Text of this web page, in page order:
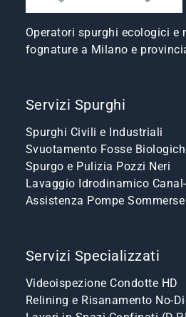
Operatori spurghi ecologici e
fognature a Milano e
Servizi Spurghi
Spurghi Civili e Industriali
Svuotamento Fosse
Spurgo e Pulizia Pozzi Neri
Lavaggio Idrodinamico
Assistenza Pompe Sommerse
Servizi Specializzati
Videoispezione Condotte HD
Relining e Risanamento No-